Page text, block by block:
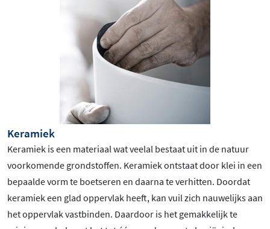
Keramiek
Keramiek is een materiaal wat veelal bestaat uit in de natuur
voorkomende grondstoffen. Keramiek ontstaat door klei in een
bepaalde vorm te boetseren en daarna te verhitten. Doordat
keramiek een glad oppervlak heeft, kan vuil zich nauwelijks aan
het oppervlak vastbinden. Daardoor is het gemakkelijk te